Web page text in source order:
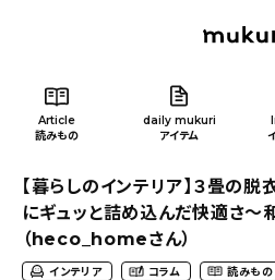
Article
読みもの
daily mukuri
アイテム
【暮らしのインテリア】３畳の
にギュッと詰め込んだ快適さ〜
（heco_homeさん）
インテリア コラム 読みもの